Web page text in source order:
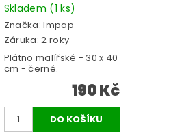
Skladem (1 ks)
Značka:Impap
Záruka: 2 roky
Plátno malířské - 30 x 40
cm - černé.
190 Kč